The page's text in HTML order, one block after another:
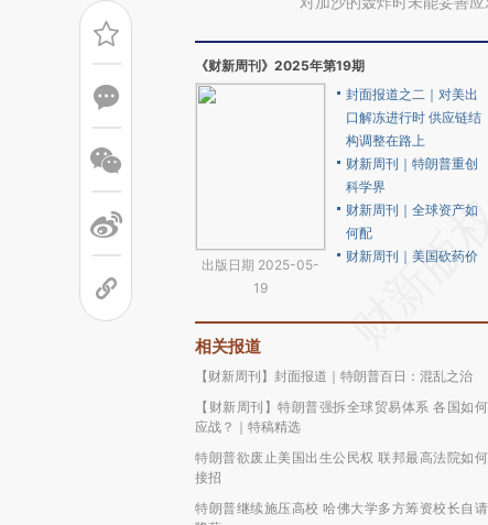
《财新周刊》2025年第19期
出版日期 2025-05-
19
封面报道之二｜对美出
口解冻进行时 供应链结
构调整在路上
财新周刊｜特朗普重创
科学界
财新周刊｜全球资产如
何配
财新周刊｜美国砍药价
相关报道
【财新周刊】封面报道｜特朗普百日：混乱之治
【财新周刊】特朗普强拆全球贸易体系 各国如何
应战？｜特稿精选
特朗普欲废止美国出生公民权 联邦最高法院如何
接招
特朗普继续施压高校 哈佛大学多方筹资校长自请